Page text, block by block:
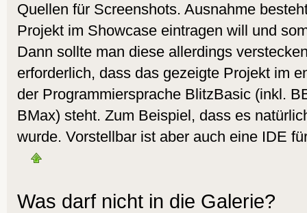
Quellen für Screenshots. Ausnahme
Projekt im Showcase eintragen will und
Dann sollte man diese allerdings
erforderlich, dass das gezeigte Projekt im
der Programmiersprache BlitzBasic (inkl.
BMax) steht. Zum Beispiel, dass es
wurde. Vorstellbar ist aber auch eine IDE
Was darf nicht in die Galerie?